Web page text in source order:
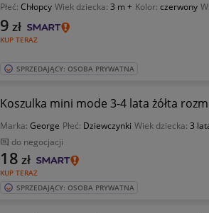
Płeć: Chłopcy Wiek dziecka: 3 m + Kolor: czerwony
KUP TERAZ
9 zł
SPRZEDAJĄCY: OSOBA PRYWATNA
Koszulka mini mode 3-4 lata żółta
Marka: George Płeć: Dziewczynki Wiek dziecka: 3
do negocjacji
KUP TERAZ
18 zł
SPRZEDAJĄCY: OSOBA PRYWATNA